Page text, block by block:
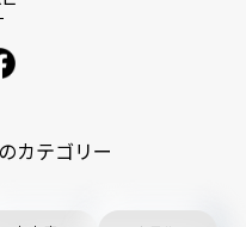
カテゴリー